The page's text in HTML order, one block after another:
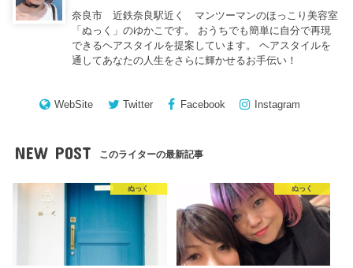
奈良市 近鉄奈良駅近く マンツーマンのほっこり美容室
「ぬっく」のゆかこです。 おうちでも簡単に自分で再現
できるヘアスタイルを提案しています。 ヘアスタイルを
通してあなたの人生をさらに輝かせるお手伝い！
WebSite Twitter Facebook Instagram
NEW POST このライターの最新記事
ぬっく ぬっく